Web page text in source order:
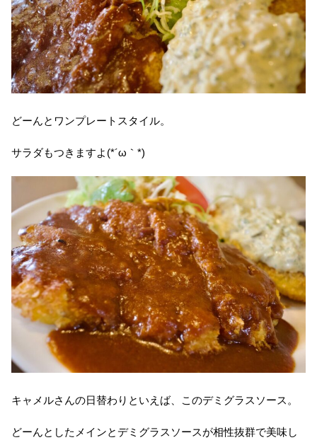
どーんとワンプレートスタイル。
サラダもつきますよ(*´ω｀*)
キャメルさんの日替わりといえば、このデミグラスソース。
どーんとしたメインとデミグラスソースが相性抜群で美味し